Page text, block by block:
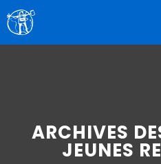
ARCHIVES
JEUNES